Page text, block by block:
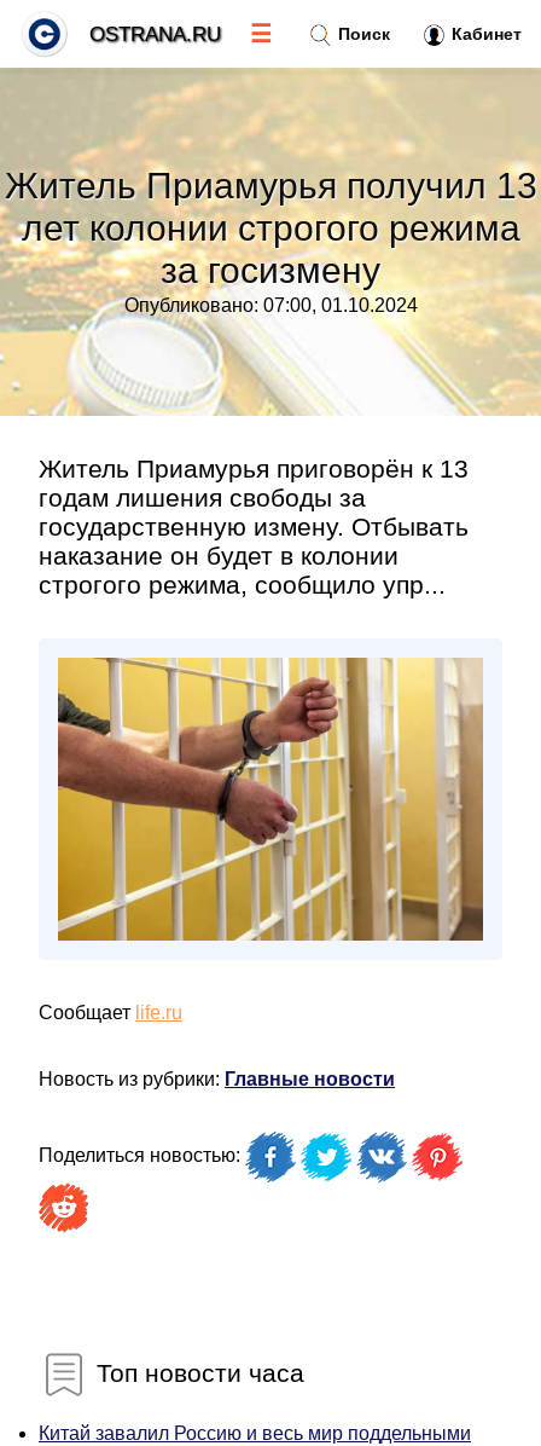
Житель Приамурья получил 13
лет колонии строгого режима
за госизмену
Опубликовано: 07:00, 01.10.2024
Житель Приамурья приговорён к 13
годам лишения свободы за
государственную измену. Отбывать
наказание он будет в колонии
строгого режима, сообщило упр...
Сообщает life.ru
Новость из рубрики: Главные новости
Поделиться новостью:
Топ новости часа
Китай завалил Россию и весь мир поддельными
Поиск Кабинет
OSTRANA.RU ☰
Тренды новостей»
Рубрики»
Правила
Контакт»